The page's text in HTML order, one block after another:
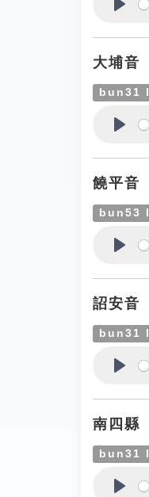
大埔音
bun31
饒平音
bun53
詔安音
bun31
南四縣
bun31